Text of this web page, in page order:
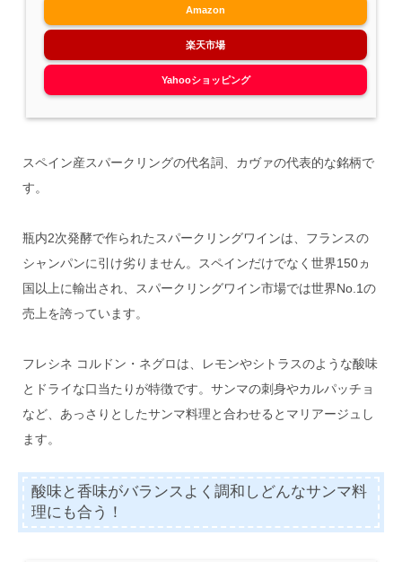
Amazon
楽天市場
Yahooショッピング
スペイン産スパークリングの代名詞、カヴァの代表的な銘柄で
す。
瓶内2次発酵で作られたスパークリングワインは、フランスの
シャンパンに引け劣りません。スペインだけでなく世界150ヵ
国以上に輸出され、スパークリングワイン市場では世界No.1の
売上を誇っています。
フレシネ コルドン・ネグロは、レモンやシトラスのような酸味
とドライな口当たりが特徴です。サンマの刺身やカルパッチョ
など、あっさりとしたサンマ料理と合わせるとマリアージュし
ます。
酸味と香味がバランスよく調和しどんなサンマ料
理にも合う！